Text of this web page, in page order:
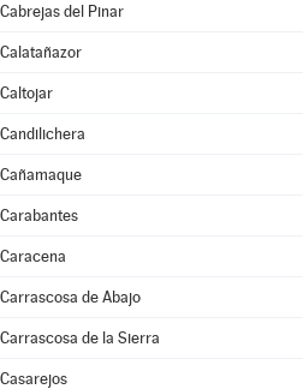
Cabrejas del Pinar
Calatañazor
Caltojar
Candilichera
Cañamaque
Carabantes
Caracena
Carrascosa de Abajo
Carrascosa de la Sierra
Casarejos